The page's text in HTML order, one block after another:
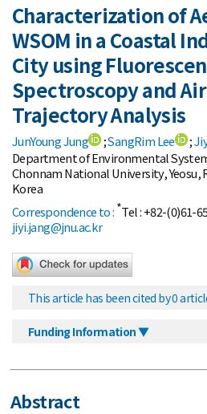
Characterization of
WSOM in a Coastal
City using
Spectroscopy and
Trajectory Analysis
JunYoung Jung ;SangRim Lee ;
Department of Environmental
Chonnam National University, Yeosu,
Korea
Correspondence to :*Tel : +82-(0)61-
jiyi.jang@jnu.ac.kr
This article has been cited by 0
Funding Information ▼
Abstract